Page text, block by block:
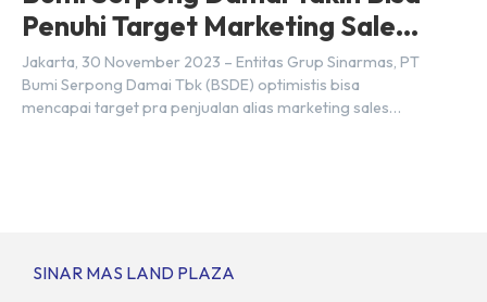
Penuhi Target Marketing Sales
Tahun 2023
Jakarta, 30 November 2023 – Entitas Grup Sinarmas, PT
Bumi Serpong Damai Tbk (BSDE) optimistis bisa
mencapai target pra penjualan alias marketing sales
SINAR MAS LAND PLAZA